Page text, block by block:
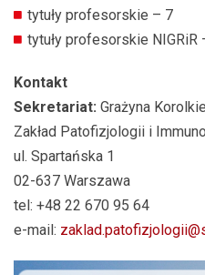
tytuły profesorskie – 7
tytuły profesorskie NIGRiR
Kontakt
Sekretariat: Grażyna
Zakład Patofizjologii i
ul. Spartańska 1
02-637 Warszawa
tel: +48 22 670 95 64
e-mail: